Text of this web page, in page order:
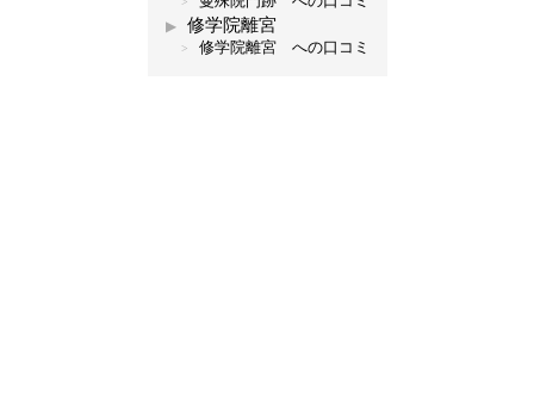
修学院離宮
修学院離宮 への口コミ